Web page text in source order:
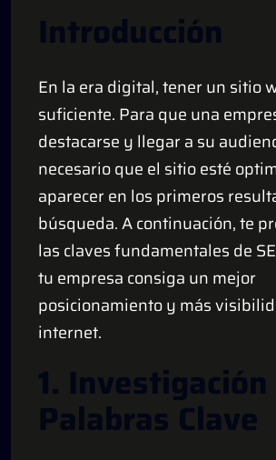
Introducción
En la era digital, tener un sitio
suficiente. Para que una
destacarse y llegar a su
necesario que el sitio esté
aparecer en los primeros
búsqueda. A continuación, te
las claves fundamentales de
tu empresa consiga un mejor
posicionamiento y más
internet.
1. Investigación
Palabras Clave